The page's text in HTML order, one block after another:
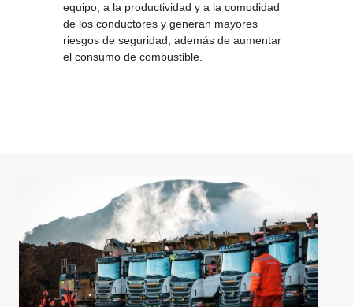
equipo, a la productividad y a la comodidad
de los conductores y generan mayores
riesgos de seguridad, además de aumentar
el consumo de combustible.